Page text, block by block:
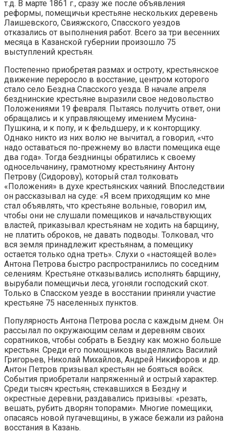
т.д. В марте 1861 г., сразу же после объявления
реформы, помещичьи крестьяне нескольких деревень
Лаишевского, Свияжского, Спасского уездов
отказались от вы­полнения работ. Всего за три весенних
месяца в Казанской губернии про­изошло 75
выступлений крестьян.
Постепенно приобретая размах и остроту, крестьянское
движение переросло в восстание, центром которого
стало село Бездна Спасского уезда. В начале апреля
безднинские крестьяне выразили свое недовольство
Поло­жениями 19 февраля. Пытаясь получить ответ, они
обращались и к управля­ющему имением Мусина-
Пушкина, и к попу, и к фельдшеру, и к конторщику.
Однако никто из них волю не вычитал, а говорил, «что
надо оставаться по-прежнему во власти помещика еще
два года». Тогда безднинцы обрати­лись к своему
односельчанину, грамотному крестьянину Антону
Петрову (Сидорову), который стал толковать
«Положения» в духе крестьянских ча­яний. Впоследствии
он рассказывал на суде: «Я всем приходящим ко мне
стал объявлять, что крестьяне вольные, говорил им,
чтобы они не слуша­ли помещиков и начальствующих
властей, приказывал крестьянам не ходить на барщину,
не платить оброков, не давать подводы. Толковал, что
вся земля принадлежит крестьянам, а помещику
остается только одна треть». Слухи о «настоящей воле»
Антона Петрова быстро распространились по со­седним
селениям. Крестьяне отказывались исполнять барщину,
вырубали помещичьи леса, угоняли господский скот.
Только в Спасском уезде в восстании приняли участие
крестьяне 75 населенных пунктов.
Популярность Антона Петрова росла с каждым днем. Он
рассылал по ок­ружающим селам и деревням своих
соратников, чтобы собрать в Бездну как можно больше
крестьян. Среди его помощников выделялись Василий
Гри­горьев, Николай Михайлов, Андрей Никифоров и др.
Антон Петров призывал крестьян не бояться войск.
События приобретали напряженный и острый характер.
Среди тысяч крестьян, стекавшихся в Бездну и
окрестные деревни, раздавались призывы: «резать,
вешать, рубить дворян топорами». Мно­гие помещики,
опасаясь новой пугачевщины, в ужасе бежали из района
восс­тания в Казань.